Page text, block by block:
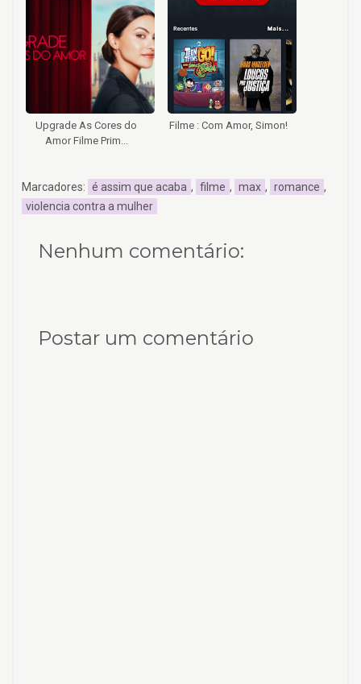
Upgrade As Cores do
Amor Filme Prim...
Filme : Com Amor, Simon!
Marcadores: é assim que acaba , filme , max , romance ,
violencia contra a mulher
Nenhum comentário:
Postar um comentário